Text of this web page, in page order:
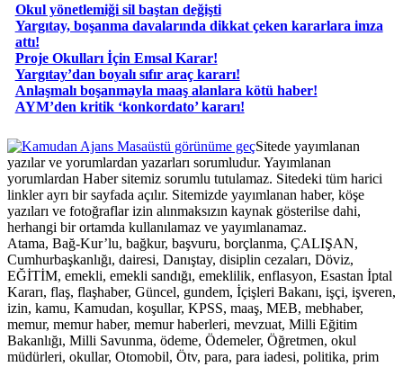
Okul yönetlemiği sil baştan değişti
Yargıtay, boşanma davalarında dikkat çeken kararlara imza
attı!
Proje Okulları İçin Emsal Karar!
Yargıtay’dan boyalı sıfır araç kararı!
Anlaşmalı boşanmayla maaş alanlara kötü haber!
AYM’den kritik ‘konkordato’ kararı!
Masaüstü görünüme geçSitede yayımlanan
yazılar ve yorumlardan yazarları sorumludur. Yayımlanan
yorumlardan Haber sitemiz sorumlu tutulamaz. Sitedeki tüm harici
linkler ayrı bir sayfada açılır. Sitemizde yayımlanan haber, köşe
yazıları ve fotoğraflar izin alınmaksızın kaynak gösterilse dahi,
herhangi bir ortamda kullanılamaz ve yayımlanamaz.
Atama, Bağ-Kur’lu, bağkur, başvuru, borçlanma, ÇALIŞAN,
Cumhurbaşkanlığı, dairesi, Danıştay, disiplin cezaları, Döviz,
EĞİTİM, emekli, emekli sandığı, emeklilik, enflasyon, Esastan İptal
Kararı, flaş, flaşhaber, Güncel, gundem, İçişleri Bakanı, işçi, işveren,
izin, kamu, Kamudan, koşullar, KPSS, maaş, MEB, mebhaber,
memur, memur haber, memur haberleri, mevzuat, Milli Eğitim
Bakanlığı, Milli Savunma, ödeme, Ödemeler, Öğretmen, okul
müdürleri, okullar, Otomobil, Ötv, para, para iadesi, politika, prim